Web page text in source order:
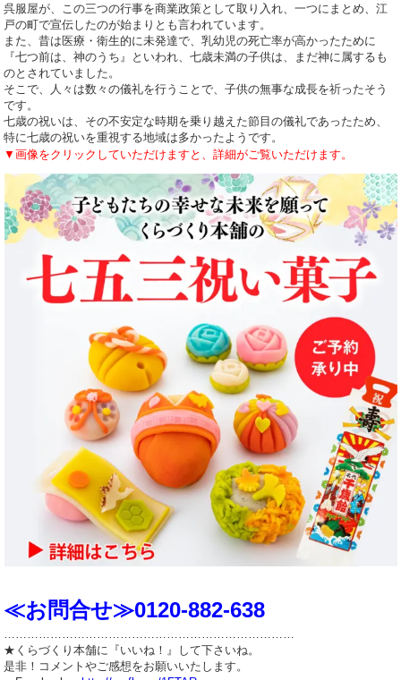
呉服屋が、この三つの行事を商業政策として取り入れ、一つにまとめ、江
戸の町で宣伝したのが始まりとも言われています。
また、昔は医療・衛生的に未発達で、乳幼児の死亡率が高かったために
『七つ前は、神のうち』といわれ、七歳未満の子供は、まだ神に属するも
のとされていました。
そこで、人々は数々の儀礼を行うことで、子供の無事な成長を祈ったそう
です。
七歳の祝いは、その不安定な時期を乗り越えた節目の儀礼であったため、
特に七歳の祝いを重視する地域は多かったようです。
▼画像をクリックしていただけますと、詳細がご覧いただけます。
≪お問合せ≫0120-882-638
★くらづくり本舗に『いいね！』して下さいね。
是非！コメントやご感想をお願いいたします。